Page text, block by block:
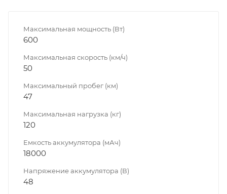
Максимальная мощность (Вт)
600
Максимальная скорость (км/ч)
50
Максимальный пробег (км)
47
Максимальная нагрузка (кг)
120
Емкость аккумулятора (мАч)
18000
Напряжение аккумулятора (В)
48